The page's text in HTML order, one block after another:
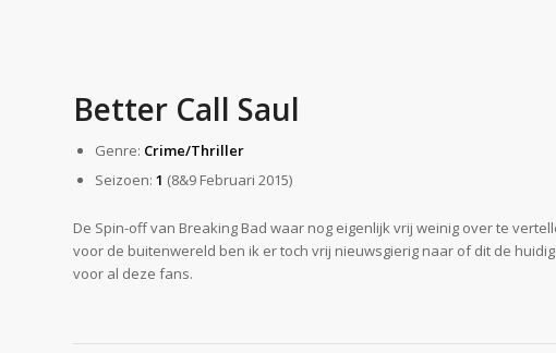
Better Call Saul
Genre: Crime/Thriller
Seizoen: 1 (8&9 Februari 2015)
De Spin-off van Breaking Bad waar nog eigenlijk vrij weinig over te
voor de buitenwereld ben ik er toch vrij nieuwsgierig naar of dit de
voor al deze fans.